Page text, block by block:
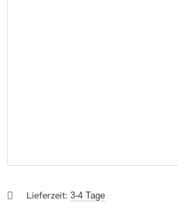
Lieferzeit: 3-4 Tage